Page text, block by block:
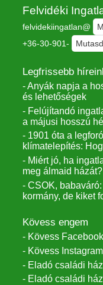
Felvidéki
felvidekiingatlan@
+36-30-901-
Mutasd
Legfrissebb
- Anyák napja a
és lehetőségek
- Felújítandó
a májusi hosszú
- 1901 óta a
klímatelepítés:
- Miért jó, ha
meg álmaid házát?
- CSOK,
kormány, de kiket
Kövess engem
- Kövess
- Kövess
- Eladó családi
- Eladó családi